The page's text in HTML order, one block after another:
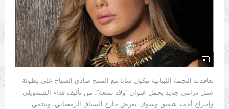
تعاقدت النجمة اللبنانية نيكول سابا مع المنتج صادق الصباح على بطولة
عمل درامي جديد يحمل عنوان “ولاد تسعة”، من تأليف فداء الشندويلي
وإخراج أحمد شفيق وسوف يعرض خارج السباق الرمضاني، وينتمي